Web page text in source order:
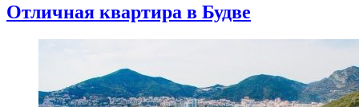
Отличная квартира в Будве